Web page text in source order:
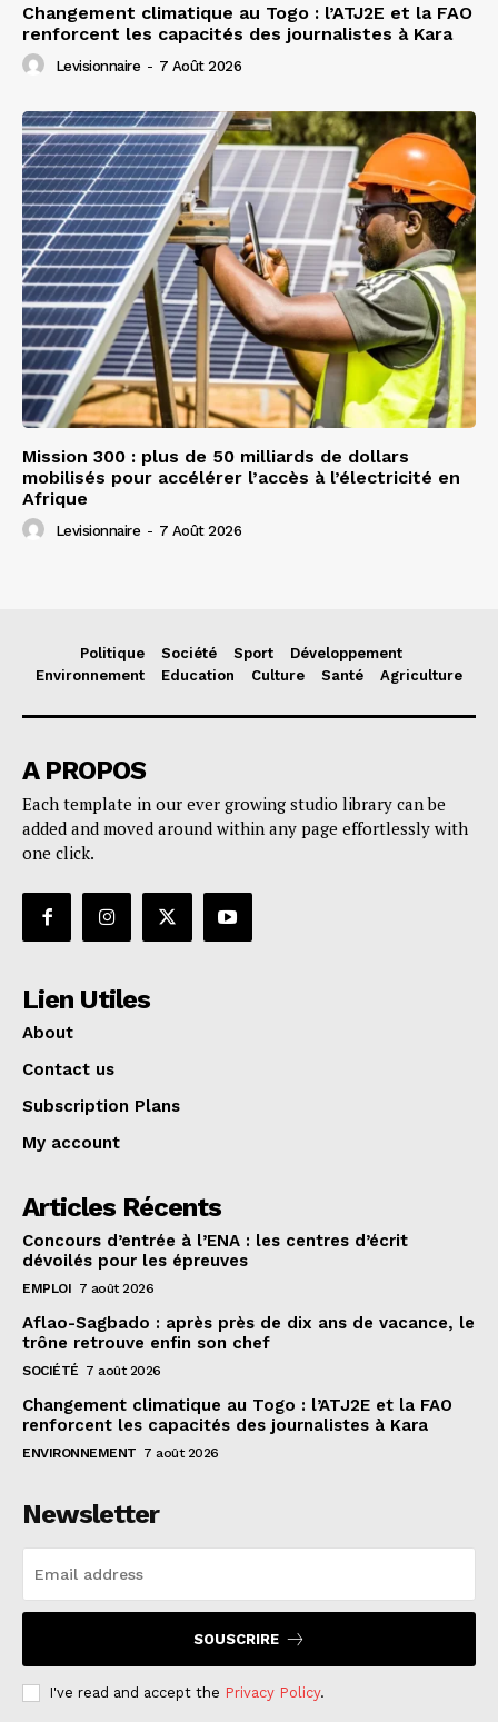
Changement climatique au Togo : l’ATJ2E et la FAO
renforcent les capacités des journalistes à Kara
Levisionnaire - 7 Août 2026
Mission 300 : plus de 50 milliards de dollars
mobilisés pour accélérer l’accès à l’électricité en
Afrique
Levisionnaire - 7 Août 2026
Politique Société Sport
Développement
Environnement
Education Culture Santé Agriculture
A PROPOS
Each template in our ever growing studio library can be
added and moved around within any page effortlessly with
one click.
Lien Utiles
About
Contact us
Subscription Plans
My account
Articles Récents
Concours d’entrée à l’ENA : les centres d’écrit
dévoilés pour les épreuves
EMPLOI 7 août 2026
Aflao-Sagbado : après près de dix ans de vacance, le
trône retrouve enfin son chef
SOCIÉTÉ 7 août 2026
Changement climatique au Togo : l’ATJ2E et la FAO
renforcent les capacités des journalistes à Kara
ENVIRONNEMENT 7 août 2026
Newsletter
SOUSCRIRE
I've read and accept the Privacy Policy.